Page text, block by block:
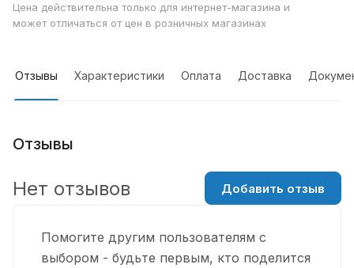
Цена действительна только для интернет-магазина и
может отличаться от цен в розничных магазинах
Отзывы Характеристики Оплата Доставка
Отзывы
Помогите другим пользователям с
выбором - будьте первым, кто поделится
Нет отзывов Добавить отзыв